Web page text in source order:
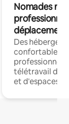
Nomades
déplacement
Des
confortables
professionnels
télétravail
et d'espaces